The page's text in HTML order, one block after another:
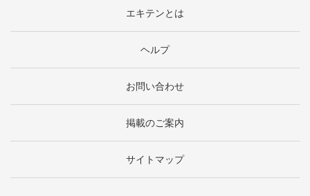
エキテンとは
ヘルプ
お問い合わせ
掲載のご案内
サイトマップ